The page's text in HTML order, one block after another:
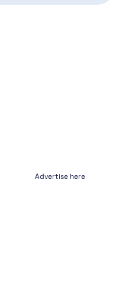
Advertise here